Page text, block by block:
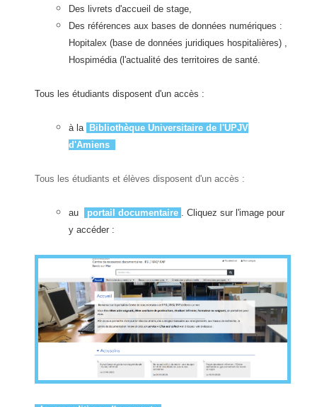
Des livrets d'accueil de stage,
Des références aux bases de données numériques :
Hopitalex (base de données juridiques hospitalières) ,
Hospimédia (l'actualité des territoires de santé.
Tous les étudiants disposent d'un accès :
à la Bibliothèque Universitaire de l'UPJV
d'Amiens
Tous les étudiants et élèves disposent d'un accès :
au portail documentaire . Cliquez sur l'image pour
y accéder :